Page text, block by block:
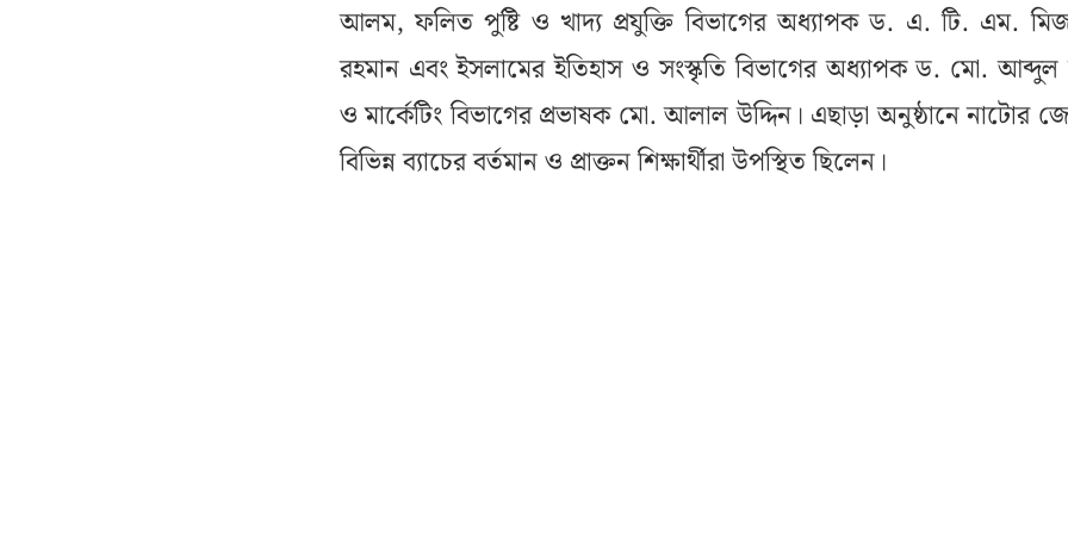
আলম, ফলিত পুষ্টি ও খাদ্য প্রযুক্তি বিভাগের অধ্যাপক ড. এ. টি. এম.
রহমান এবং ইসলামের ইতিহাস ও সংস্কৃতি বিভাগের অধ্যাপক ড. মো. আব্দুল
ও মার্কেটিং বিভাগের প্রভাষক মো. আলাল উদ্দিন। এছাড়া অনুষ্ঠানে নাটোর
বিভিন্ন ব্যাচের বর্তমান ও প্রাক্তন শিক্ষার্থীরা উপস্থিত ছিলেন।